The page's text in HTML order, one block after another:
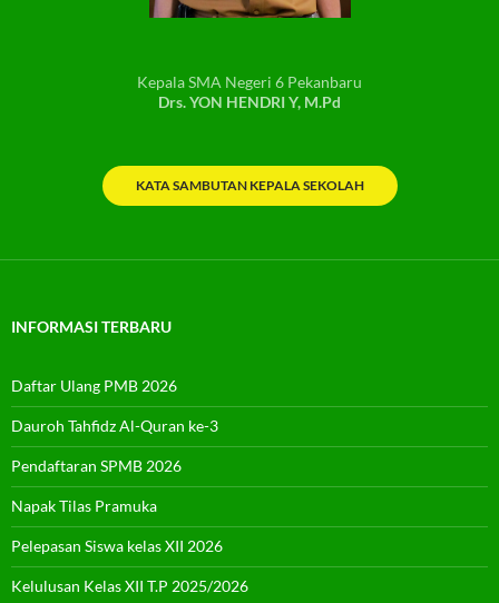
Kepala SMA Negeri 6 Pekanbaru
Drs. YON HENDRI Y, M.Pd
KATA SAMBUTAN KEPALA SEKOLAH
INFORMASI TERBARU
Daftar Ulang PMB 2026
Dauroh Tahfidz Al-Quran ke-3
Pendaftaran SPMB 2026
Napak Tilas Pramuka
Pelepasan Siswa kelas XII 2026
Kelulusan Kelas XII T.P 2025/2026